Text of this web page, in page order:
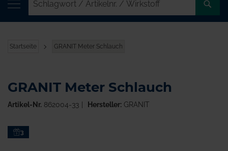
Startseite GRANIT Meter Schlauch
Zum3
GRANIT Meter Schlauch
Artikel-Nr. 862004-33 Hersteller:GRANIT